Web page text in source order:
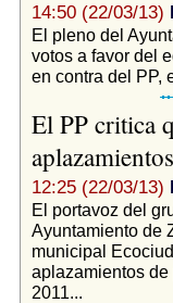
14:50 (22/03/13)
El pleno del
votos a favor del
en contra del PP,
El PP critica
12:25 (22/03/13)
El portavoz del
Ayuntamiento de
municipal
aplazamientos
2011...